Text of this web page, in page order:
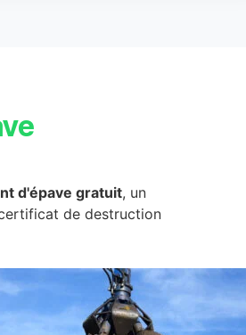
d'épave gratuit, un
de destruction